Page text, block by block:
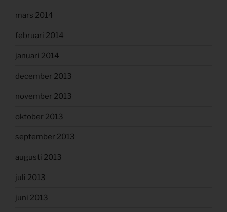
mars 2014
februari 2014
januari 2014
december 2013
november 2013
oktober 2013
september 2013
augusti 2013
juli 2013
juni 2013